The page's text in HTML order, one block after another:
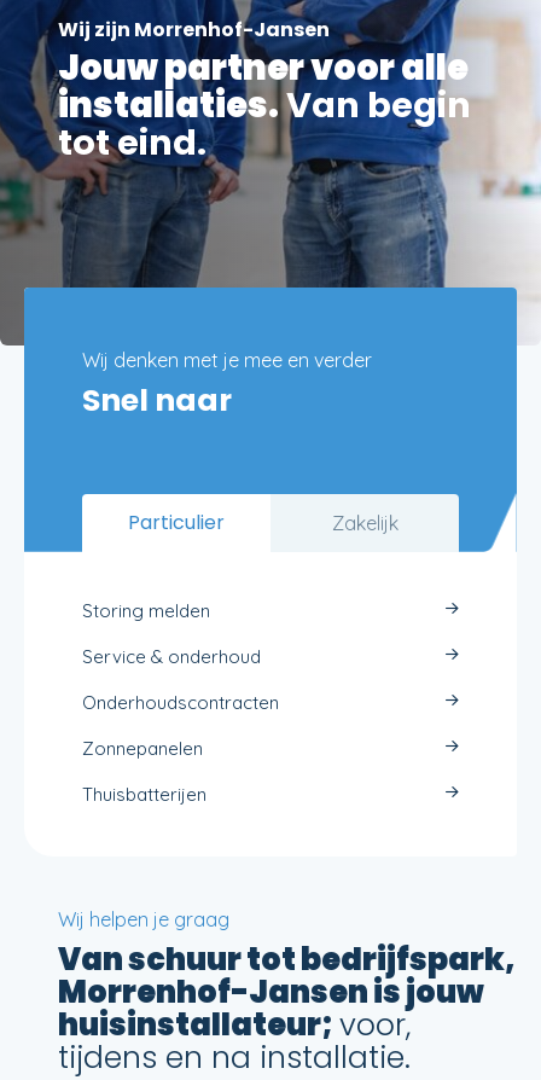
Wij zijn Morrenhof-Jansen
Jouw partner voor alle
installaties.Van begin
tot eind.
Wij helpen je graag
Van schuur tot bedrijfspark,
Morrenhof-Jansen is jouw
huisinstallateur; voor,
tijdens en na installatie.
Wij denken met je mee en verder
Snel naar
Particulier Zakelijk
Storing melden
Service & onderhoud
Onderhoudscontracten
Zonnepanelen
Thuisbatterijen
Samenwerken
Contractbeheer
Nieuwbouw